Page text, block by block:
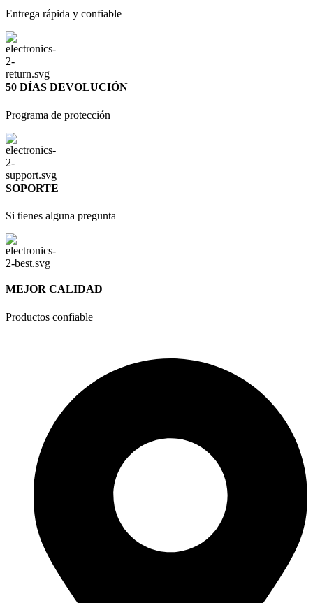
Entrega rápida y confiable
50 DÍAS DEVOLUCIÓN
Programa de protección
SOPORTE
Si tienes alguna pregunta
MEJOR CALIDAD
Productos confiable